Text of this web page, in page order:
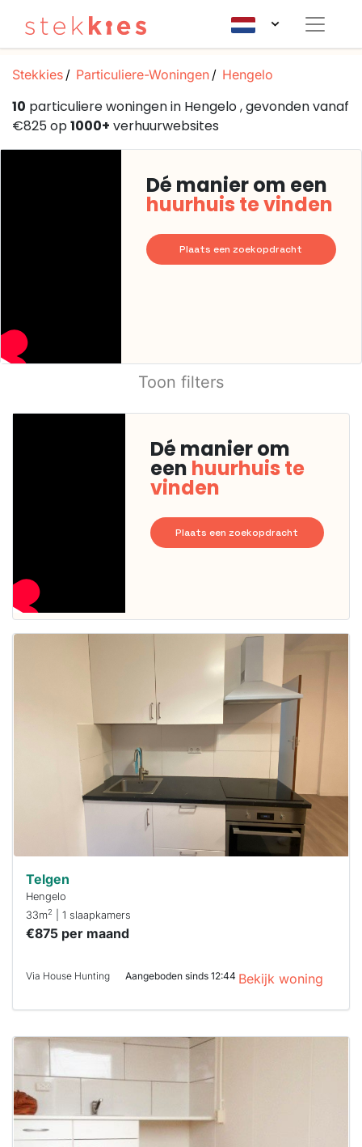
Stekkies Particuliere-Woningen Hengelo
10 particuliere woningen in Hengelo , gevonden vanaf
€825 op1000+ verhuurwebsites
Dé manier om een
huurhuis te vinden
Plaats een zoekopdracht
Toon filters
Dé manier om
een huurhuis te
vinden
Plaats een zoekopdracht
Deze woning
binnen 15
Telgen
Hengelo
33m2 | 1 slaapkamers
€875 per maand
Via House Hunting Aangeboden sinds 12:44 Bekijk woning
Om kans te
maken moet je
minuten